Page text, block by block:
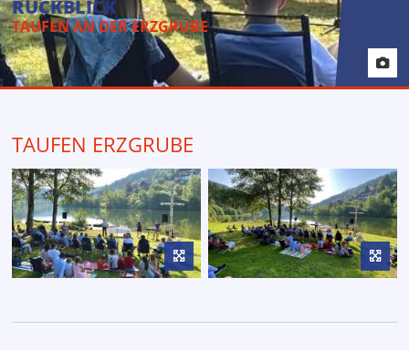
Anfahrt
RÜCKBLICK
TAUFEN AN DER ERZGRUBE
TAUFEN ERZGRUBE